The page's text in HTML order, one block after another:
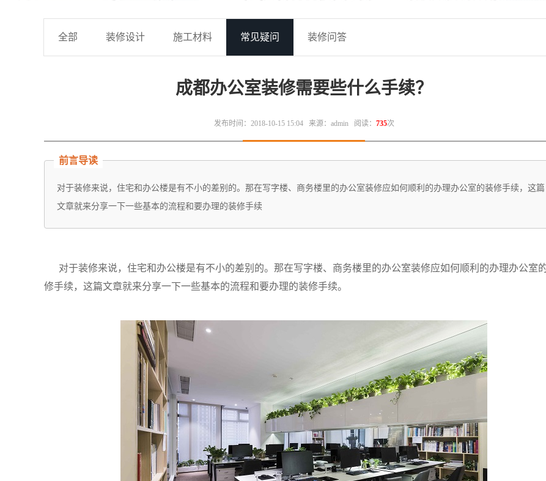
全部 装修设计 施工材料 常见疑问 装修问答
成都办公室装修需要些什么手续？
发布时间：2018-10-15 15:04 来源：admin 阅读： 735次
前言导读
对于装修来说，住宅和办公楼是有不小的差别的。那在写字楼、商务楼里的办公室装修应如何顺利的办理办公室的装修手续，这篇
文章就来分享一下一些基本的流程和要办理的装修手续
对于装修来说，住宅和办公楼是有不小的差别的。那在写字楼、商务楼里的办公室装修应如何顺利的办理办公室
修手续，这篇文章就来分享一下一些基本的流程和要办理的装修手续。